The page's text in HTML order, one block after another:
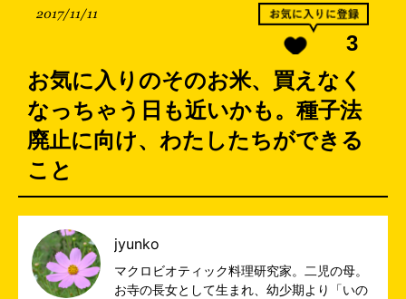
2017/11/11
3
お気に入りのそのお米、買えなく
なっちゃう日も近いかも。種子法
廃止に向け、わたしたちができる
こと
jyunko
マクロビオティック料理研究家。二児の母。
お寺の長女として生まれ、幼少期より「いの